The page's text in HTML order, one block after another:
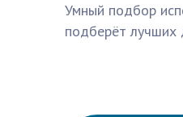
Умный подбор
подберёт лучших